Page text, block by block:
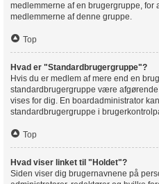
medlemmerne af en brugergruppe, for
medlemmerne af denne gruppe.
Top
Hvad er "Standardbrugergruppe"?
Hvis du er medlem af mere end en
standardbrugergruppe være
vises for dig. En boardadministrator
standardbrugergruppe i
Top
Hvad viser linket til "Holdet"?
Siden viser dig brugernavnene på